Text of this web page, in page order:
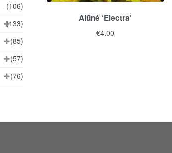
Alūnė ‘Electra’
€4.00
(106)
(133)
(85)
(57)
(76)